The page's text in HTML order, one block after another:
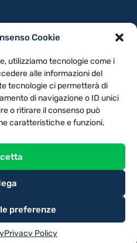
Cookie
utilizziamo tecnologie come i
alle informazioni del
tecnologie ci permetterà di
di navigazione o ID unici
o ritirare il consenso può
caratteristiche e funzioni.
preferenze
Privacy Policy
PREFERENZE
S.P.A.
– 51100 Pistoia (PT)
Fax 0573.913615